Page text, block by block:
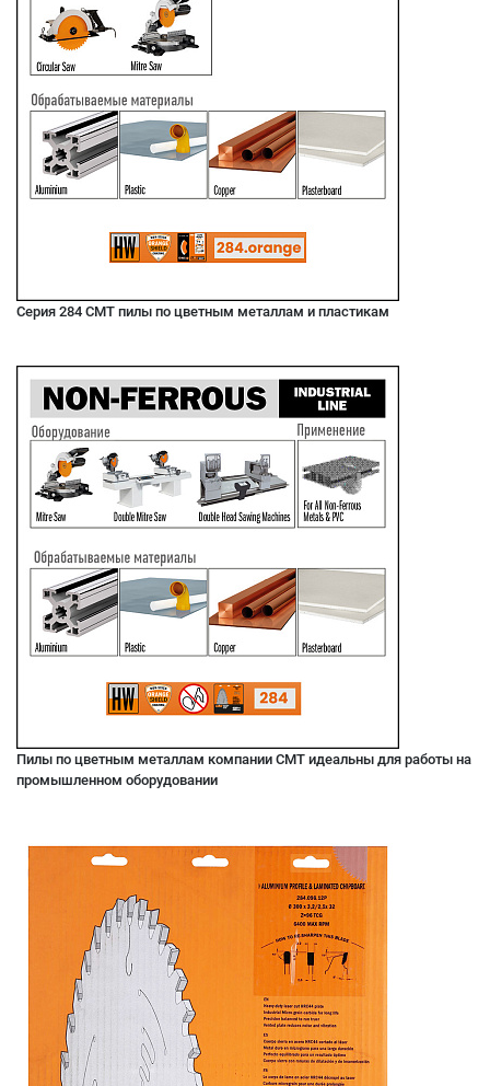
Серия 284 CMT пилы по цветным металлам и пластикам
Пилы по цветным металлам компании CMT идеальны для работы на
промышленном оборудовании